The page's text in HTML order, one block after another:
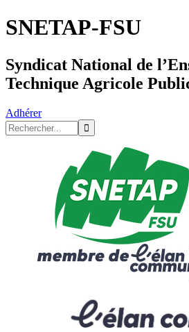
SNETAP-FSU
Syndicat National de
Technique Agricole
Adhérer